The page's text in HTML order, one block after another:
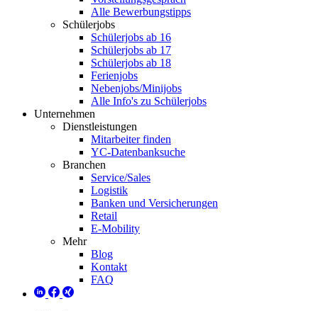
Alle Bewerbungstipps
Schülerjobs
Schülerjobs ab 16
Schülerjobs ab 17
Schülerjobs ab 18
Ferienjobs
Nebenjobs/Minijobs
Alle Info's zu Schülerjobs
Unternehmen
Dienstleistungen
Mitarbeiter finden
YC-Datenbanksuche
Branchen
Service/Sales
Logistik
Banken und Versicherungen
Retail
E-Mobility
Mehr
Blog
Kontakt
FAQ